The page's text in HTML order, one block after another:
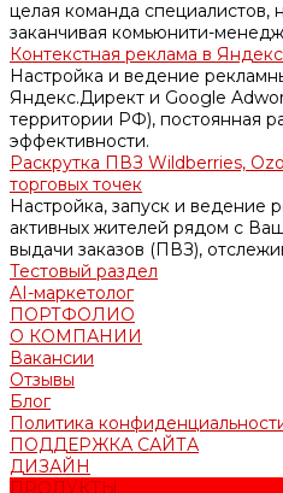
целая команда специалистов,
заканчивая комьюнити-
Контекстная реклама в
Настройка и ведение
Яндекс.Директ и Google
территории РФ), постоянная
эффективности.
Раскрутка ПВЗ Wildberries,
торговых точек
Настройка, запуск и ведение
активных жителей рядом с
выдачи заказов (ПВЗ),
Тестовый раздел
AI-маркетолог
ПОРТФОЛИО
О КОМПАНИИ
Вакансии
Отзывы
Блог
Политика
ПОДДЕРЖКА САЙТА
ДИЗАЙН
ПРОДУКТЫ